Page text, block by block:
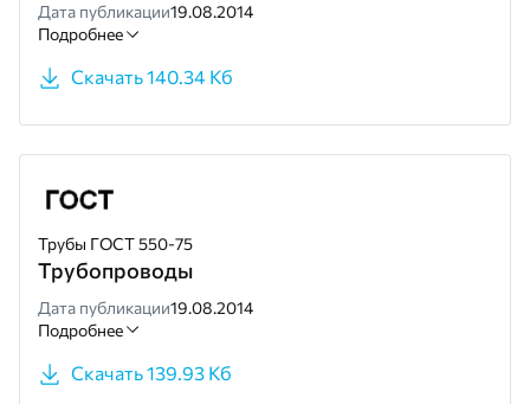
Дата публикации19.08.2014
Подробнее
Скачать 140.34 Кб
Трубы ГОСТ 550-75
Трубопроводы
Дата публикации19.08.2014
Подробнее
Скачать 139.93 Кб